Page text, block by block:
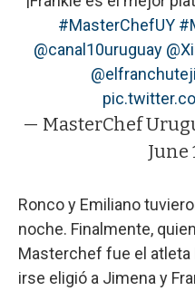
#MasterChefUY
@canal10uruguay
@elfranchuteji
— MasterChef
June
Ronco y Emiliano
noche. Finalmente,
Masterchef fue el atleta
irse eligió a Jimena y